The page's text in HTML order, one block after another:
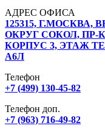
АДРЕС ОФИСА
125315,
ОКРУГ СОКОЛ, ПР-
КОРПУС 3, ЭТАЖ
А6Л
Телефон
+7 (499) 130-45-82
Телефон доп.
+7 (963) 716-49-82